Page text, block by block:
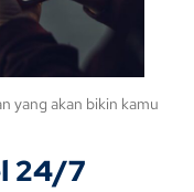
yang akan bikin kamu
24/7